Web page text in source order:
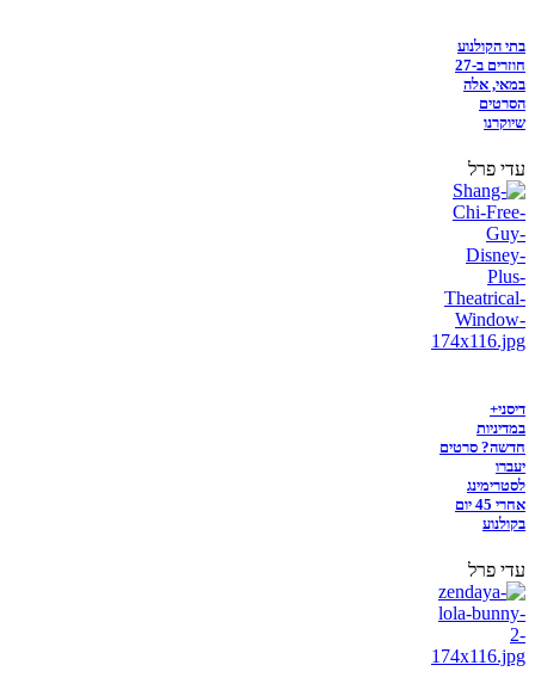
בתי הקולנוע
חוזרים ב-27
במאי, אלה
הסרטים
שיוקרנו
עדי פרל
דיסני+
במדיניות
חדשה? סרטים
יעברו
לסטרימינג
אחרי 45 יום
בקולנוע
עדי פרל